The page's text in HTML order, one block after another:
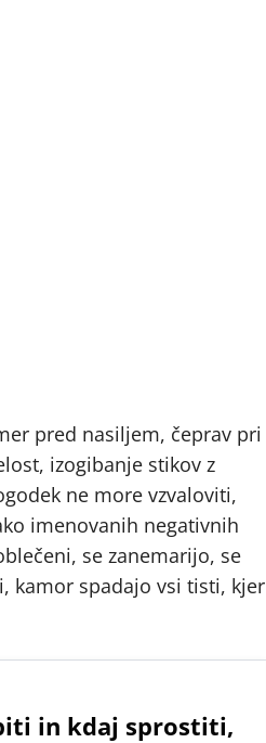
pred nasiljem, čeprav pri
izogibanje stikov z
ne more vzvaloviti,
imenovanih negativnih
se zanemarijo, se
kamor spadajo vsi tisti, kjer
in kdaj sprostiti,